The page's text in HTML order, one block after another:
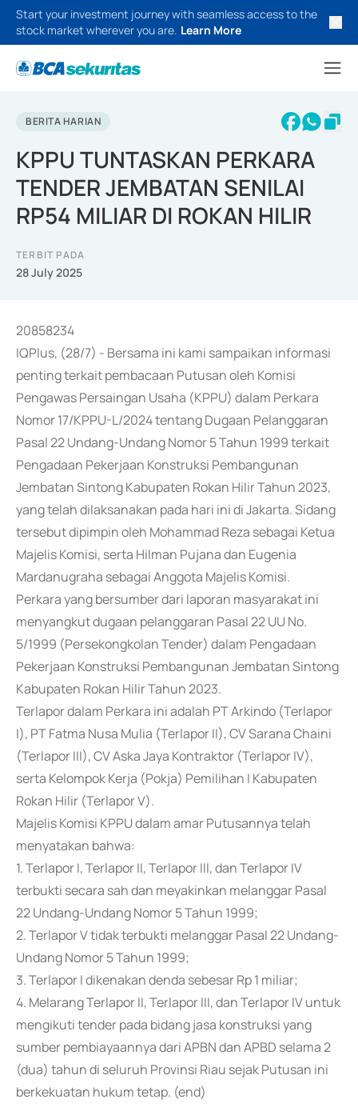
Start your investment journey with seamless access to the
stock market wherever you are. Learn More
BERITA HARIAN
KPPU TUNTASKAN PERKARA
TENDER JEMBATAN SENILAI
RP54 MILIAR DI ROKAN HILIR
TERBIT PADA
28 July 2025
20858234
IQPlus, (28/7) - Bersama ini kami sampaikan informasi
penting terkait pembacaan Putusan oleh Komisi
Pengawas Persaingan Usaha (KPPU) dalam Perkara
Nomor 17/KPPU-L/2024 tentang Dugaan Pelanggaran
Pasal 22 Undang-Undang Nomor 5 Tahun 1999 terkait
Pengadaan Pekerjaan Konstruksi Pembangunan
Jembatan Sintong Kabupaten Rokan Hilir Tahun 2023,
yang telah dilaksanakan pada hari ini di Jakarta. Sidang
tersebut dipimpin oleh Mohammad Reza sebagai Ketua
Majelis Komisi, serta Hilman Pujana dan Eugenia
Mardanugraha sebagai Anggota Majelis Komisi.
Perkara yang bersumber dari laporan masyarakat ini
menyangkut dugaan pelanggaran Pasal 22 UU No.
5/1999 (Persekongkolan Tender) dalam Pengadaan
Pekerjaan Konstruksi Pembangunan Jembatan Sintong
Kabupaten Rokan Hilir Tahun 2023.
Terlapor dalam Perkara ini adalah PT Arkindo (Terlapor
I), PT Fatma Nusa Mulia (Terlapor II), CV Sarana Chaini
(Terlapor III), CV Aska Jaya Kontraktor (Terlapor IV),
serta Kelompok Kerja (Pokja) Pemilihan I Kabupaten
Rokan Hilir (Terlapor V).
Majelis Komisi KPPU dalam amar Putusannya telah
menyatakan bahwa:
1. Terlapor I, Terlapor II, Terlapor III, dan Terlapor IV
terbukti secara sah dan meyakinkan melanggar Pasal
22 Undang-Undang Nomor 5 Tahun 1999;
2. Terlapor V tidak terbukti melanggar Pasal 22 Undang-
Undang Nomor 5 Tahun 1999;
3. Terlapor I dikenakan denda sebesar Rp 1 miliar;
4. Melarang Terlapor II, Terlapor III, dan Terlapor IV untuk
mengikuti tender pada bidang jasa konstruksi yang
sumber pembiayaannya dari APBN dan APBD selama 2
(dua) tahun di seluruh Provinsi Riau sejak Putusan ini
berkekuatan hukum tetap. (end)